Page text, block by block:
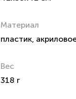
Материал
пластик,
Вес
318 г